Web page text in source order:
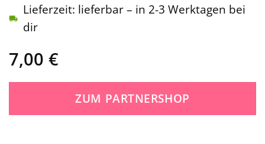
7,00 €
Lieferzeit: lieferbar – in 2-3 Werktagen bei
dir
ZUM PARTNERSHOP